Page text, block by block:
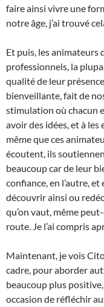
faire ainsi vivre une
notre âge, j’ai trouvé
Et puis, les animateurs
professionnels, la
qualité de leur
bienveillante, fait de
stimulation où chacun
avoir des idées, et à
même que ces
écoutent, ils
beaucoup car de leur
confiance, en l’autre,
découvrir ainsi ou
qu’on vaut, même
route. Je l’ai compris
Maintenant, je vois
cadre, pour aborder
beaucoup plus
occasion de réfléchir